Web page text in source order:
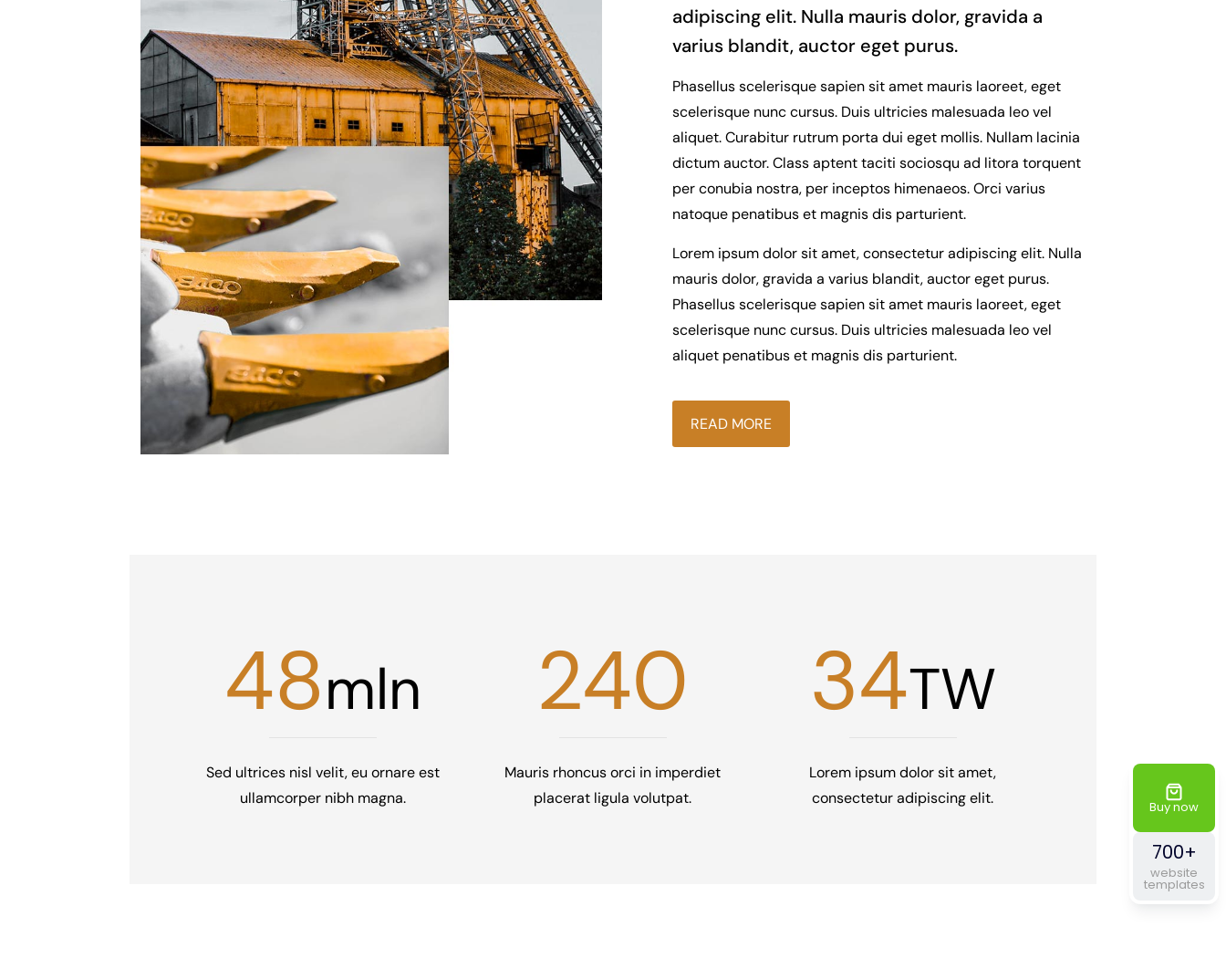
adipiscing elit. Nulla mauris dolor, gravida a
varius blandit, auctor eget purus.
Phasellus scelerisque sapien sit amet mauris laoreet, eget
scelerisque nunc cursus. Duis ultricies malesuada leo vel
aliquet. Curabitur rutrum porta dui eget mollis. Nullam lacinia
dictum auctor. Class aptent taciti sociosqu ad litora torquent
per conubia nostra, per inceptos himenaeos. Orci varius
natoque penatibus et magnis dis parturient.
Lorem ipsum dolor sit amet, consectetur adipiscing elit. Nulla
mauris dolor, gravida a varius blandit, auctor eget purus.
Phasellus scelerisque sapien sit amet mauris laoreet, eget
scelerisque nunc cursus. Duis ultricies malesuada leo vel
aliquet penatibus et magnis dis parturient.
READ MORE
48mln
Sed ultrices nisl velit, eu ornare est
ullamcorper nibh magna.
240
Mauris rhoncus orci in imperdiet
placerat ligula volutpat.
34TW
Lorem ipsum dolor sit amet,
consectetur adipiscing elit.
Buy now
700+
website
templates